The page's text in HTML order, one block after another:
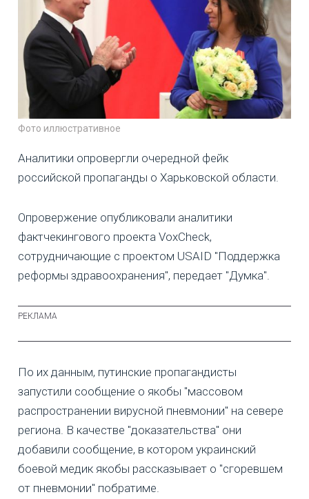
Фото иллюстративное
Аналитики опровергли очередной фейк
российской пропаганды о Харьковской области.
Опровержение опубликовали аналитики
фактчекингового проекта VoxCheck,
сотрудничающие с проектом USAID "Поддержка
реформы здравоохранения", передает "Думка".
По их данным, путинские пропагандисты
запустили сообщение о якобы "массовом
распространении вирусной пневмонии" на севере
региона. В качестве "доказательства" они
добавили сообщение, в котором украинский
боевой медик якобы рассказывает о "сгоревшем
от пневмонии" побратиме.